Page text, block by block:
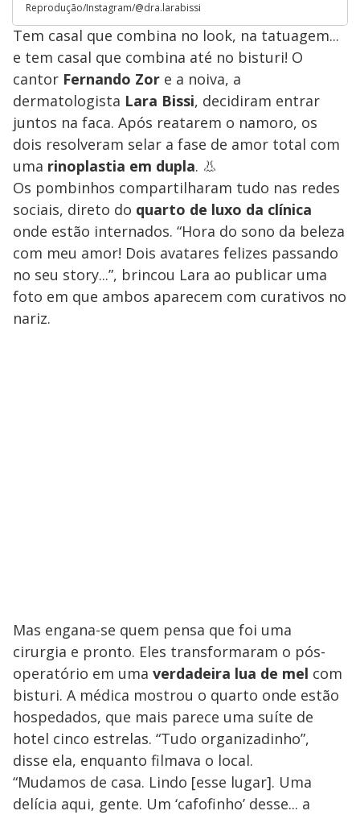
Reprodução/Instagram/@dra.larabissi
Tem casal que combina no look, na tatuagem...
e tem casal que combina até no bisturi! O
cantor Fernando Zor e a noiva, a
dermatologista Lara Bissi, decidiram entrar
juntos na faca. Após reatarem o namoro, os
dois resolveram selar a fase de amor total com
uma rinoplastia em dupla. 👃
Os pombinhos compartilharam tudo nas redes
sociais, direto do quarto de luxo da clínica
onde estão internados. “Hora do sono da beleza
com meu amor! Dois avatares felizes passando
no seu story...”, brincou Lara ao publicar uma
foto em que ambos aparecem com curativos no
nariz.
Mas engana-se quem pensa que foi uma
cirurgia e pronto. Eles transformaram o pós-
operatório em uma verdadeira lua de mel com
bisturi. A médica mostrou o quarto onde estão
hospedados, que mais parece uma suíte de
hotel cinco estrelas. “Tudo organizadinho”,
disse ela, enquanto filmava o local.
“Mudamos de casa. Lindo [esse lugar]. Uma
delícia aqui, gente. Um ‘cafofinho’ desse... a